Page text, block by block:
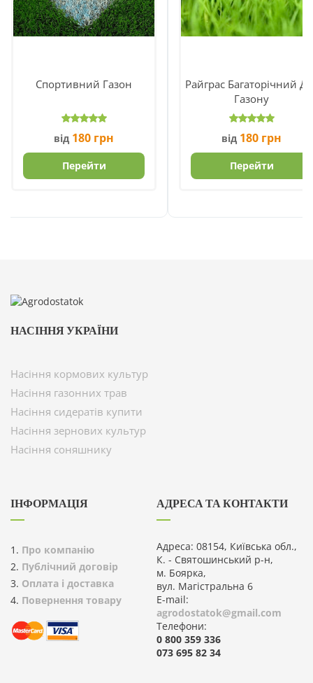
Спортивний Газон
від 180 грн
Перейти
Райграс Багаторічний
Газону
від 180 грн
Перейти
НАСІННЯ УКРАЇНИ
Насіння кормових культур
Насіння газонних трав
Насіння сидератів купити
Насіння зернових культур
Насіння соняшнику
ІНФОРМАЦІЯ
Про компанію
Публічний договір
Оплата і доставка
Повернення товару
АДРЕСА ТА КОНТАКТИ
Адреса: 08154, Київська обл.,
К. - Святошинський р-н,
м. Боярка,
вул. Магістральна 6
E-mail:
agrodostatok@gmail.com
Телефони:
0 800 359 336
073 695 82 34